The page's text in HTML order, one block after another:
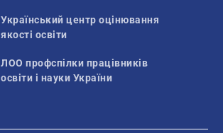
Український центр оцінювання
якості освіти
ЛОО профспілки працівників
освіти і науки України